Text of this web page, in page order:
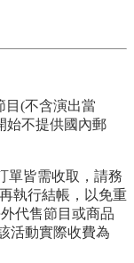
目(不含演出當
始不提供國內郵
單皆需收取，請務
執行結帳，以免重
代售節目或商品
活動實際收費為